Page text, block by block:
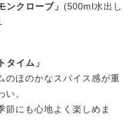
ンクローブ」 (500ml水出し
タイム」
のほのかなスパイス感が重
。
節にも心地よく楽しめま